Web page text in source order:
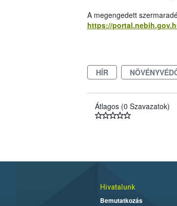
A megengedett
https://
HÍR
Átlagos (0 Szavazatok)
Hivatalunk
Bemutatkozás